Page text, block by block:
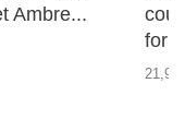
Ambre...
21,99